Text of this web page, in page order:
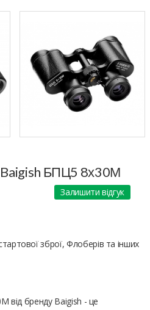
Baigish БПЦ5 8х30М
Залишити відгук
зброї, Флоберів та інших
від бренду Baigish - це